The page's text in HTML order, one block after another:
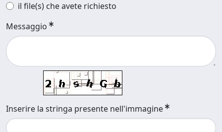
il file(s) che avete richiesto
Messaggio
Inserire la stringa presente nell'immagine